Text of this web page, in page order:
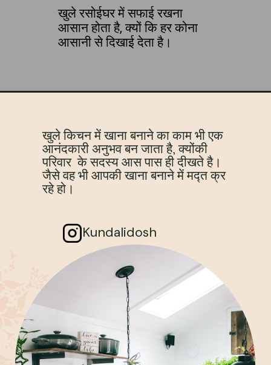
खुले रसोईघर में सफाई रखना
आसान होता है, क्यों कि हर कोना
आसानी से दिखाई देता है।
खुले किचन में खाना बनाने का काम भी एक
आनंदकारी अनुभव बन जाता है, क्योंकी
परिवार के सदस्य आस पास ही दीखते है।
जैसे वह भी आपकी खाना बनाने में मद्त क्र
रहे हो।
Kundalidosh